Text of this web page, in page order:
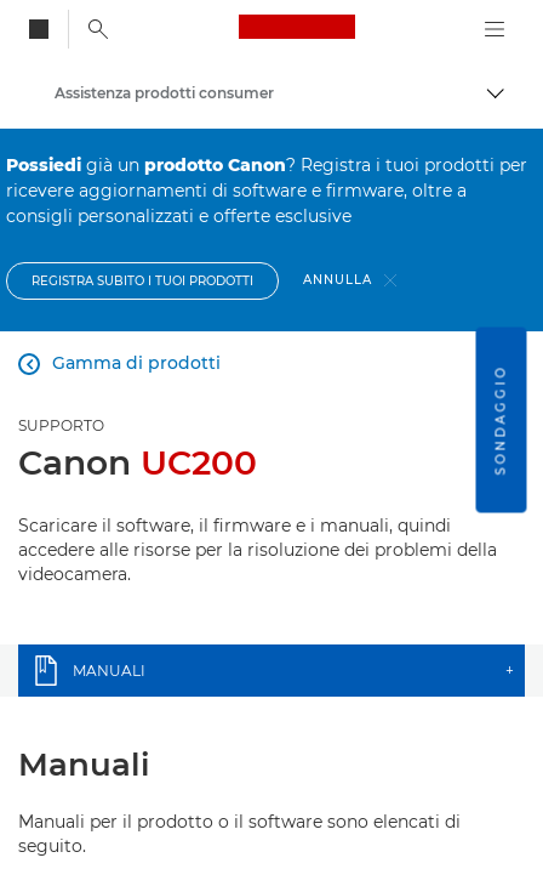
Canon Logo, back
Assistenza prodotti consumer
Possiedi già un prodotto Canon? Registra i tuoi prodotti per
ricevere aggiornamenti di software e firmware, oltre a
consigli personalizzati e offerte esclusive
REGISTRA SUBITO I TUOI PRODOTTI ANNULLA
Gamma di prodotti

SUPPORTO
Canon UC200
Scaricare il software, il firmware e i manuali, quindi
accedere alle risorse per la risoluzione dei problemi della
videocamera.
MANUALI +
Manuali
Manuali per il prodotto o il software sono elencati di
seguito.
SONDAGGIO